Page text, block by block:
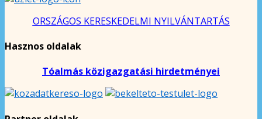
ORSZÁGOS KERESKEDELMI NYILVÁNTARTÁS
Hasznos oldalak
Tóalmás közigazgatási hirdetményei